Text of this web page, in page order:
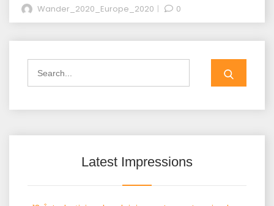
Wander_2020_Europe_2020 0
Latest Impressions